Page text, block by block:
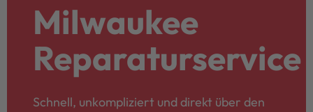
Milwaukee
Reparaturservice
Schnell, unkompliziert und direkt über den